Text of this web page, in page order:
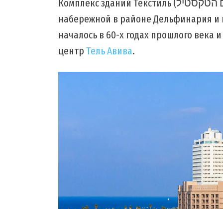
Комплекс зданий Текстиль (מתחם הטקסטיל) находится на тель авивской
набережной в районе Дельфинария и
началось в 60-х годах прошлого века
центрТель Авива.